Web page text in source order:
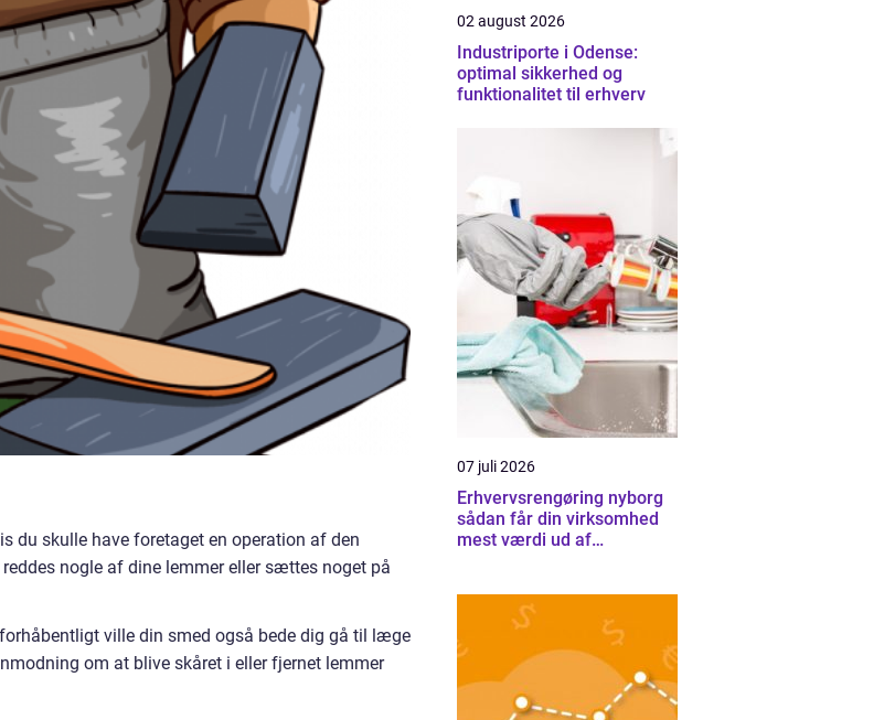
du skulle have foretaget en operation af den
nogle af dine lemmer eller sættes noget på
ville din smed også bede dig gå til læge
om at blive skåret i eller fjernet lemmer
02 august 2026
Industriporte i Odense:
optimal sikkerhed og
funktionalitet til erhverv
07 juli 2026
Erhvervsrengøring nyborg
sådan får din virksomhed
mest værdi ud af